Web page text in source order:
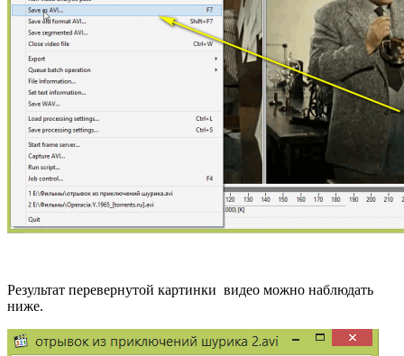
Результат перевернутой картинки видео можно наблюдать
ниже.